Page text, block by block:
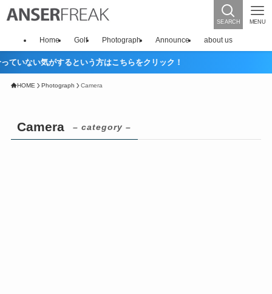
SEARCH MENU
Home Golf Photograph Announce about us
気がするという方はこちらをクリック！
HOME Photograph Camera
Camera – category –